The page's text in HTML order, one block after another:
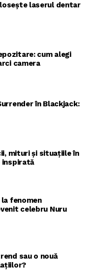
laserul dentar
cum alegi
camera
în Blackjack:
mituri și situațiile în
inspirată
fenomen
celebru Nuru
sau o nouă